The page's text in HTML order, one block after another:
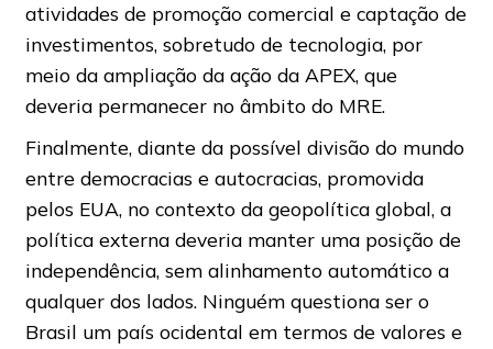
atividades de promoção comercial e captação de
investimentos, sobretudo de tecnologia, por
meio da ampliação da ação da APEX, que
deveria permanecer no âmbito do MRE.
Finalmente, diante da possível divisão do mundo
entre democracias e autocracias, promovida
pelos EUA, no contexto da geopolítica global, a
política externa deveria manter uma posição de
independência, sem alinhamento automático a
qualquer dos lados. Ninguém questiona ser o
Brasil um país ocidental em termos de valores e